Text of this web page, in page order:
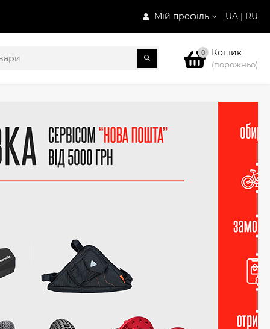
Мій профіль UA | RU
0 Кошик
(порожньо)